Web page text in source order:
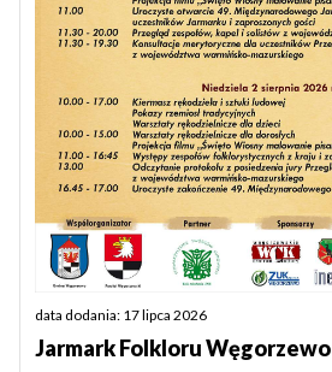
data dodania: 17 lipca 2026
Jarmark Folkloru Węgorzewo